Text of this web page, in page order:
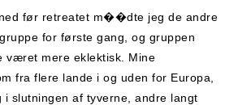
før retreatet m��dte jeg de andre
for første gang, og gruppen
været mere eklektisk. Mine
fra flere lande i og uden for Europa,
i slutningen af tyverne, andre langt